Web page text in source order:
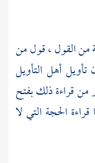
من القول ، قول من
أهل التأويل
من قراءة ذلك بفتح
الحجة التي لا